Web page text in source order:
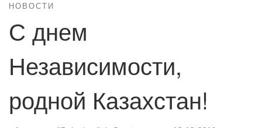
НОВОСТИ
С днем
Независимости,
родной Казахстан!